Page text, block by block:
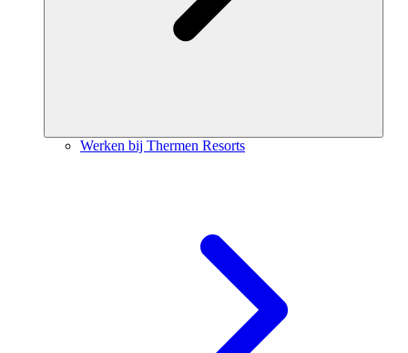
Werken bij Thermen Resorts